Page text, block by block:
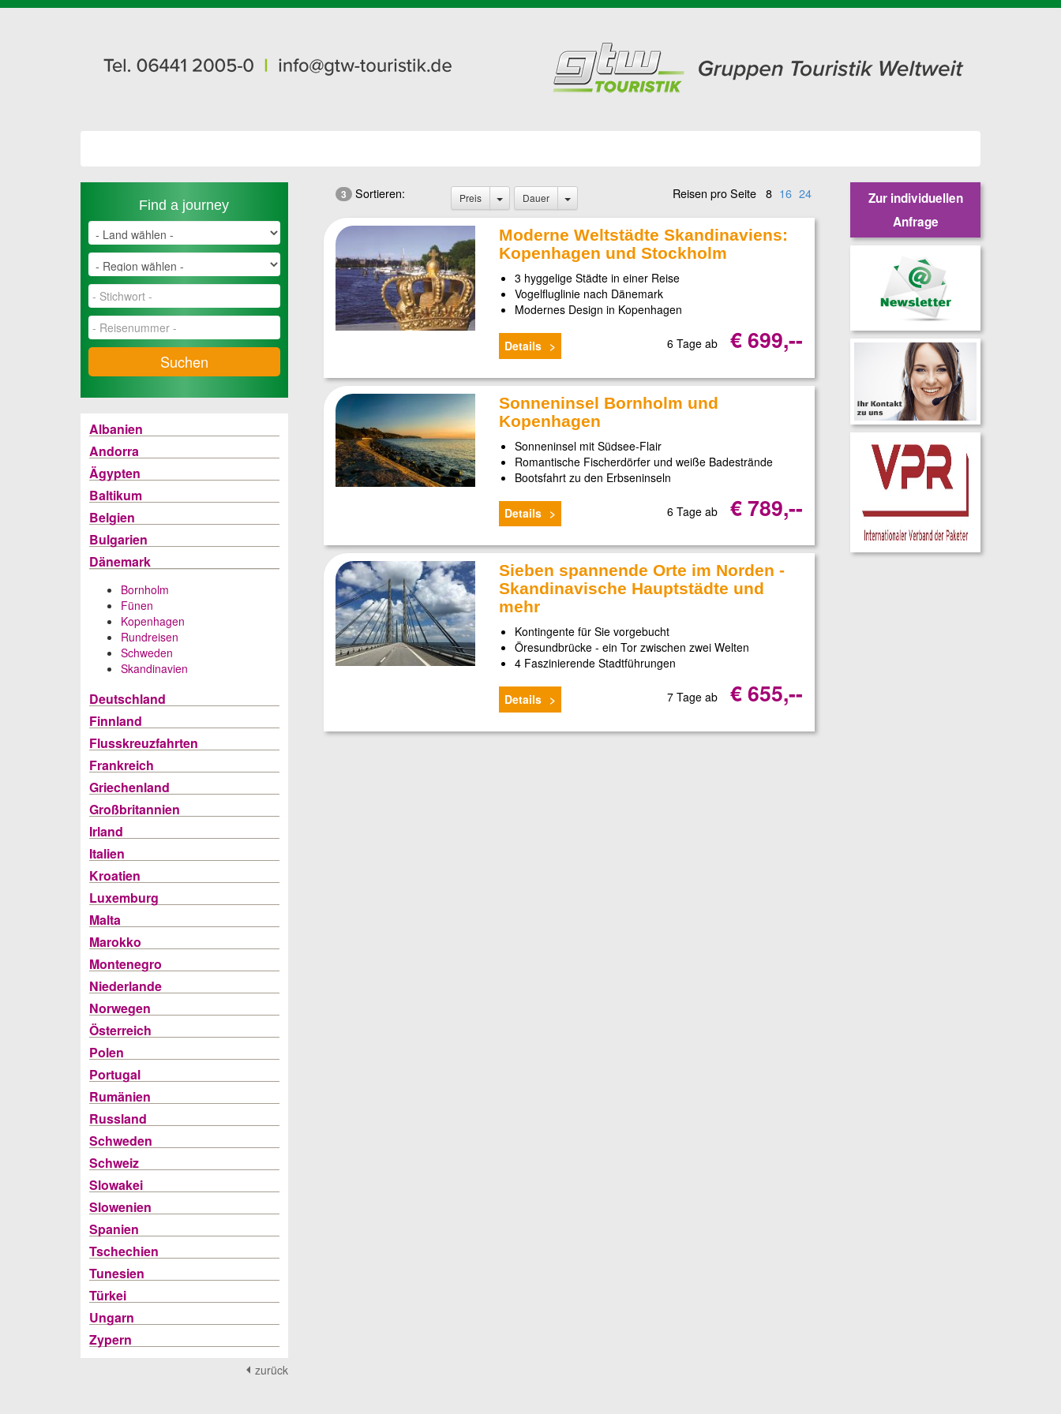
Find a journey
Suchen
Albanien
Andorra
Ägypten
Baltikum
Belgien
Bulgarien
Dänemark
Bornholm
Fünen
Kopenhagen
Rundreisen
Schweden
Skandinavien
Deutschland
Finnland
Flusskreuzfahrten
Frankreich
Griechenland
Großbritannien
Irland
Italien
Kroatien
Luxemburg
Malta
Marokko
Montenegro
Niederlande
Norwegen
Österreich
Polen
Portugal
Rumänien
Russland
Schweden
Schweiz
Slowakei
Slowenien
Spanien
Tschechien
Tunesien
Türkei
Ungarn
Zypern
zurück
3 Sortieren: Preis Dauer Reisen pro Seite 8 16 24
Moderne Weltstädte Skandinaviens:
Kopenhagen und Stockholm
3 hyggelige Städte in einer Reise
Vogelfluglinie nach Dänemark
Modernes Design in Kopenhagen
Details 6 Tage ab € 699,--
Sonneninsel Bornholm und
Kopenhagen
Sonneninsel mit Südsee-Flair
Romantische Fischerdörfer und weiße Badestrände
Bootsfahrt zu den Erbseninseln
Details 6 Tage ab € 789,--
Sieben spannende Orte im Norden -
Skandinavische Hauptstädte und
mehr
Kontingente für Sie vorgebucht
Öresundbrücke - ein Tor zwischen zwei Welten
4 Faszinierende Stadtführungen
Details 7 Tage ab € 655,--
Zur individuellen
Anfrage